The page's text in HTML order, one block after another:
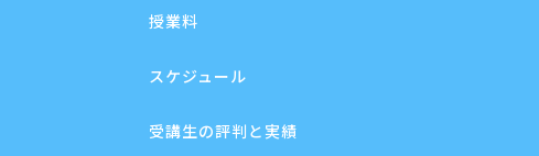
授業料
スケジュール
受講生の評判と実績